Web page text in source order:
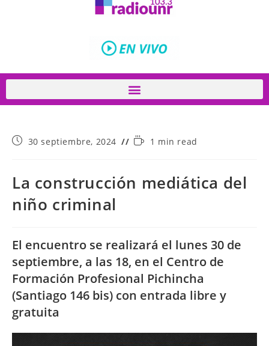
30 septiembre, 2024 1 min read
La construcción mediática del
niño criminal
El encuentro se realizará el lunes 30 de
septiembre, a las 18, en el Centro de
Formación Profesional Pichincha
(Santiago 146 bis) con entrada libre y
gratuita